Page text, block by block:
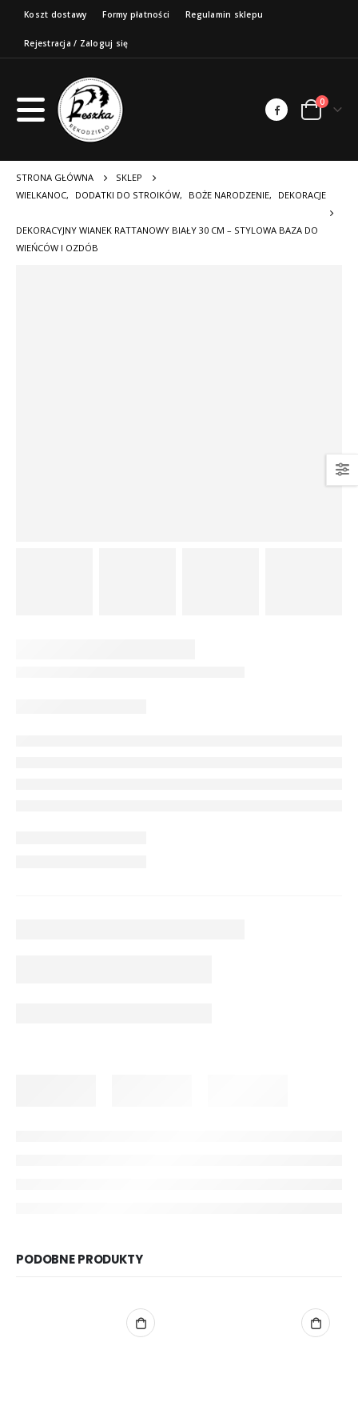
Koszt dostawy Formy płatności Regulamin sklepu
Rejestracja / Zaloguj się
0
STRONA GŁÓWNA
SKLEP
WIELKANOC, DODATKI DO STROIKÓW, BOŻE NARODZENIE, DEKORACJE
DEKORACYJNY WIANEK RATTANOWY BIAŁY 30 CM – STYLOWA BAZA DO
WIEŃCÓW I OZDÓB
PODOBNE PRODUKTY